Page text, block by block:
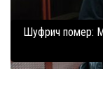
Шуфрич помер: